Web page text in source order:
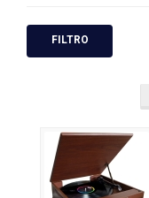
FILTRO